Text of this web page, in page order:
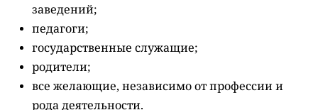
заведений;
педагоги;
государственные служащие;
родители;
все желающие, независимо от профессии и
рода деятельности.